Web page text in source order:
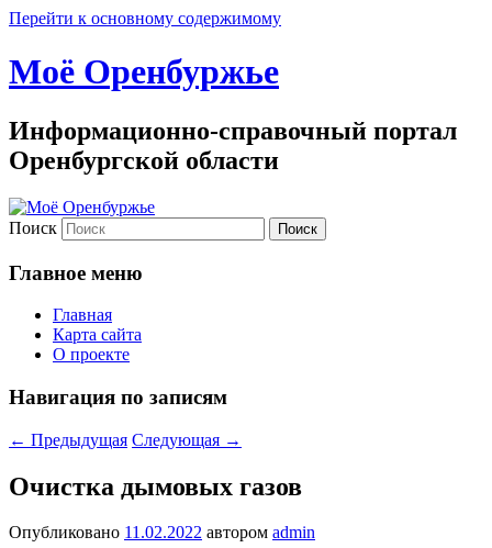
Перейти к основному содержимому
Моё Оренбуржье
Информационно-справочный портал
Оренбургской области
Поиск
Главное меню
Главная
Карта сайта
О проекте
Навигация по записям
← Предыдущая Следующая →
Очистка дымовых газов
Опубликовано 11.02.2022 автором admin